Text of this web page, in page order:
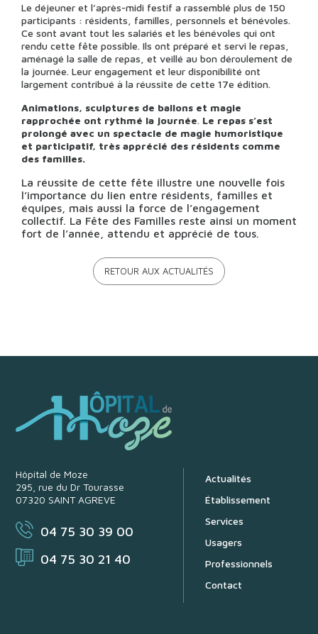
Le déjeuner et l’après-midi festif a rassemblé plus de 150
participants : résidents, familles, personnels et bénévoles.
Ce sont avant tout les salariés et les bénévoles qui ont
rendu cette fête possible. Ils ont préparé et servi le repas,
aménagé la salle de repas, et veillé au bon déroulement de
la journée. Leur engagement et leur disponibilité ont
largement contribué à la réussite de cette 17e édition.
Animations, sculptures de ballons et magie
rapprochée ont rythmé la journée. Le repas s’est
prolongé avec un spectacle de magie humoristique
et participatif, très apprécié des résidents comme
des familles.
La réussite de cette fête illustre une nouvelle fois
l’importance du lien entre résidents, familles et
équipes, mais aussi la force de l’engagement
collectif. La Fête des Familles reste ainsi un moment
fort de l’année, attendu et apprécié de tous.
RETOUR AUX ACTUALITÉS
Hôpital de Moze
295, rue du Dr Tourasse
07320 SAINT AGREVE
04 75 30 39 00
04 75 30 21 40
Actualités
Établissement
Services
Usagers
Professionnels
Contact